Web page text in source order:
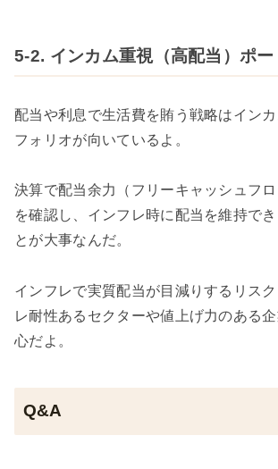
5-2. インカム重視（高配当）ポー
配当や利息で生活費を賄う戦略はイン
フォリオが向いているよ。
決算で配当余力（フリーキャッシュフロ
を確認し、インフレ時に配当を維持で
とが大事なんだ。
インフレで実質配当が目減りするリス
レ耐性あるセクターや値上げ力のある
心だよ。
Q&A